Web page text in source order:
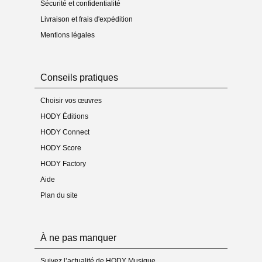
Sécurité et confidentialité
Livraison et frais d'expédition
Mentions légales
Conseils pratiques
Choisir vos œuvres
HODY Éditions
HODY Connect
HODY Score
HODY Factory
Aide
Plan du site
À ne pas manquer